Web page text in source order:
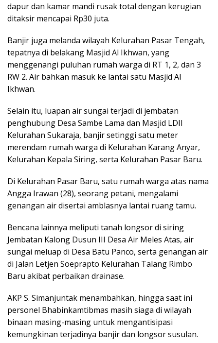
dapur dan kamar mandi rusak total dengan kerugian
ditaksir mencapai Rp30 juta.
Banjir juga melanda wilayah Kelurahan Pasar Tengah,
tepatnya di belakang Masjid Al Ikhwan, yang
menggenangi puluhan rumah warga di RT 1, 2, dan 3
RW 2. Air bahkan masuk ke lantai satu Masjid Al
Ikhwan.
Selain itu, luapan air sungai terjadi di jembatan
penghubung Desa Sambe Lama dan Masjid LDII
Kelurahan Sukaraja, banjir setinggi satu meter
merendam rumah warga di Kelurahan Karang Anyar,
Kelurahan Kepala Siring, serta Kelurahan Pasar Baru.
Di Kelurahan Pasar Baru, satu rumah warga atas nama
Angga Irawan (28), seorang petani, mengalami
genangan air disertai amblasnya lantai ruang tamu.
Bencana lainnya meliputi tanah longsor di siring
Jembatan Kalong Dusun III Desa Air Meles Atas, air
sungai meluap di Desa Batu Panco, serta genangan air
di Jalan Letjen Soeprapto Kelurahan Talang Rimbo
Baru akibat perbaikan drainase.
AKP S. Simanjuntak menambahkan, hingga saat ini
personel Bhabinkamtibmas masih siaga di wilayah
binaan masing-masing untuk mengantisipasi
kemungkinan terjadinya banjir dan longsor susulan.